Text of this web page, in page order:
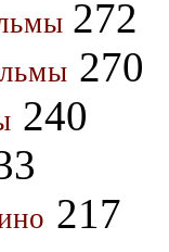
272
270
240
217